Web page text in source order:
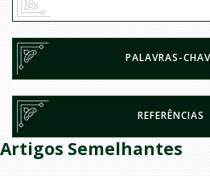
PALAVRAS-
REFERÊNCIAS
Artigos Semelhantes